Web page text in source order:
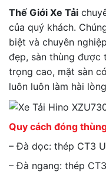
Thế Giới Xe Tải
của quý khách.
biệt và chuyên
đẹp, sàn thùng được
trọng cao, mặt sàn
luôn luôn làm hài
Quy cách đóng
– Đà dọc: thép CT3
– Đà ngang: thép